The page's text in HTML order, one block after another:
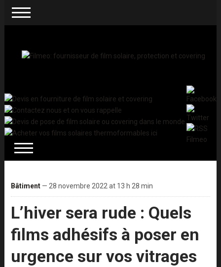
Bâtiment— 28 novembre 2022 at 13 h 28 min
L’hiver sera rude : Quels
films adhésifs à poser en
urgence sur vos vitrages